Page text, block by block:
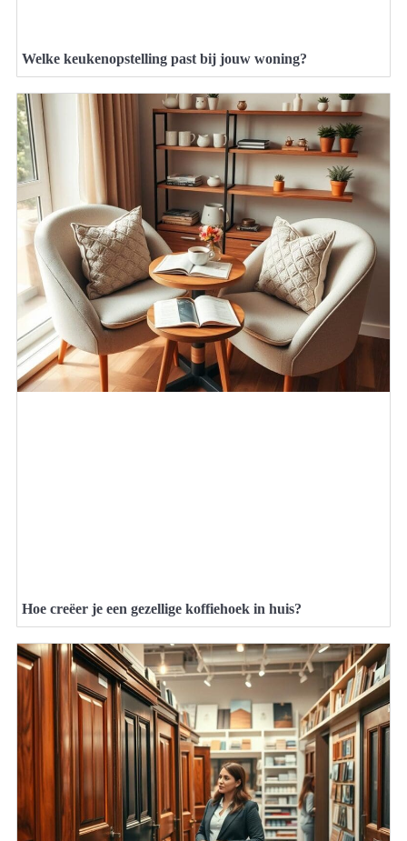
Welke keukenopstelling past bij jouw woning?
Hoe creëer je een gezellige koffiehoek in huis?